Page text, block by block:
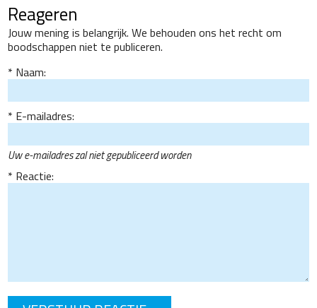
Reageren
Jouw mening is belangrijk. We behouden ons het recht om
boodschappen niet te publiceren.
Naam:
E-mailadres:
Uw e-mailadres zal niet gepubliceerd worden
Reactie: